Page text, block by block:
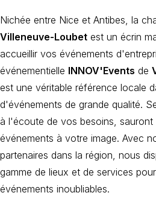
Nichée entre Nice et Antibes, la
Villeneuve-Loubet est un écrin
accueillir vos événements
événementielle INNOV'Events de
est une véritable référence locale
d'événements de grande qualité.
à l'écoute de vos besoins, sauront
événements à votre image. Avec
partenaires dans la région, nous
gamme de lieux et de services
événements inoubliables.